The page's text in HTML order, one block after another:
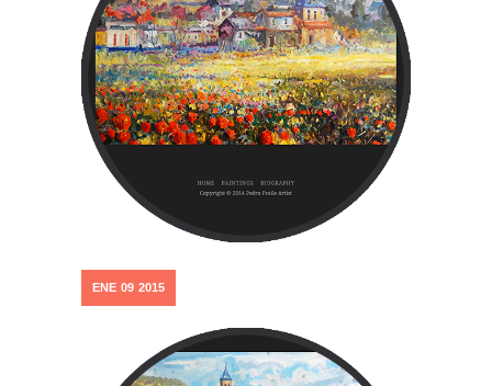
ENE 09 2015